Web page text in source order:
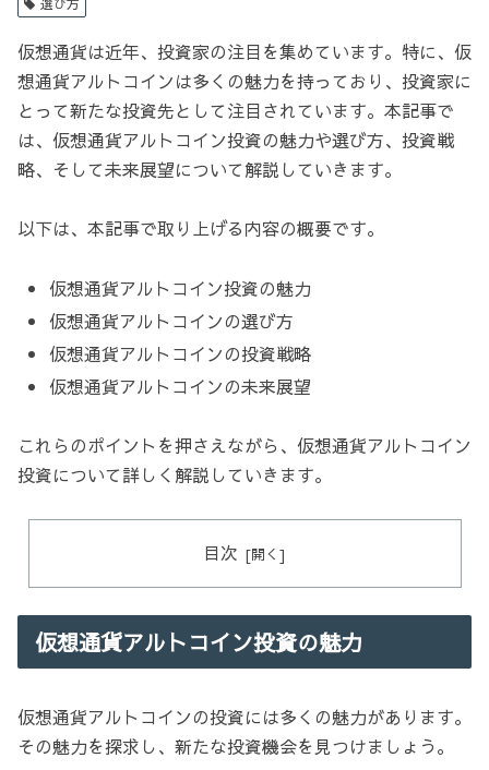
仮想通貨は近年、投資家の注目を集めています。特に、仮
想通貨アルトコインは多くの魅力を持っており、投資家に
とって新たな投資先として注目されています。本記事で
は、仮想通貨アルトコイン投資の魅力や選び方、投資戦
略、そして未来展望について解説していきます。
以下は、本記事で取り上げる内容の概要です。
仮想通貨アルトコイン投資の魅力
仮想通貨アルトコインの選び方
仮想通貨アルトコインの投資戦略
仮想通貨アルトコインの未来展望
これらのポイントを押さえながら、仮想通貨アルトコイン
投資について詳しく解説していきます。
目次
仮想通貨アルトコイン投資の魅力
仮想通貨アルトコインの投資には多くの魅力があります。
その魅力を探求し、新たな投資機会を見つけましょう。